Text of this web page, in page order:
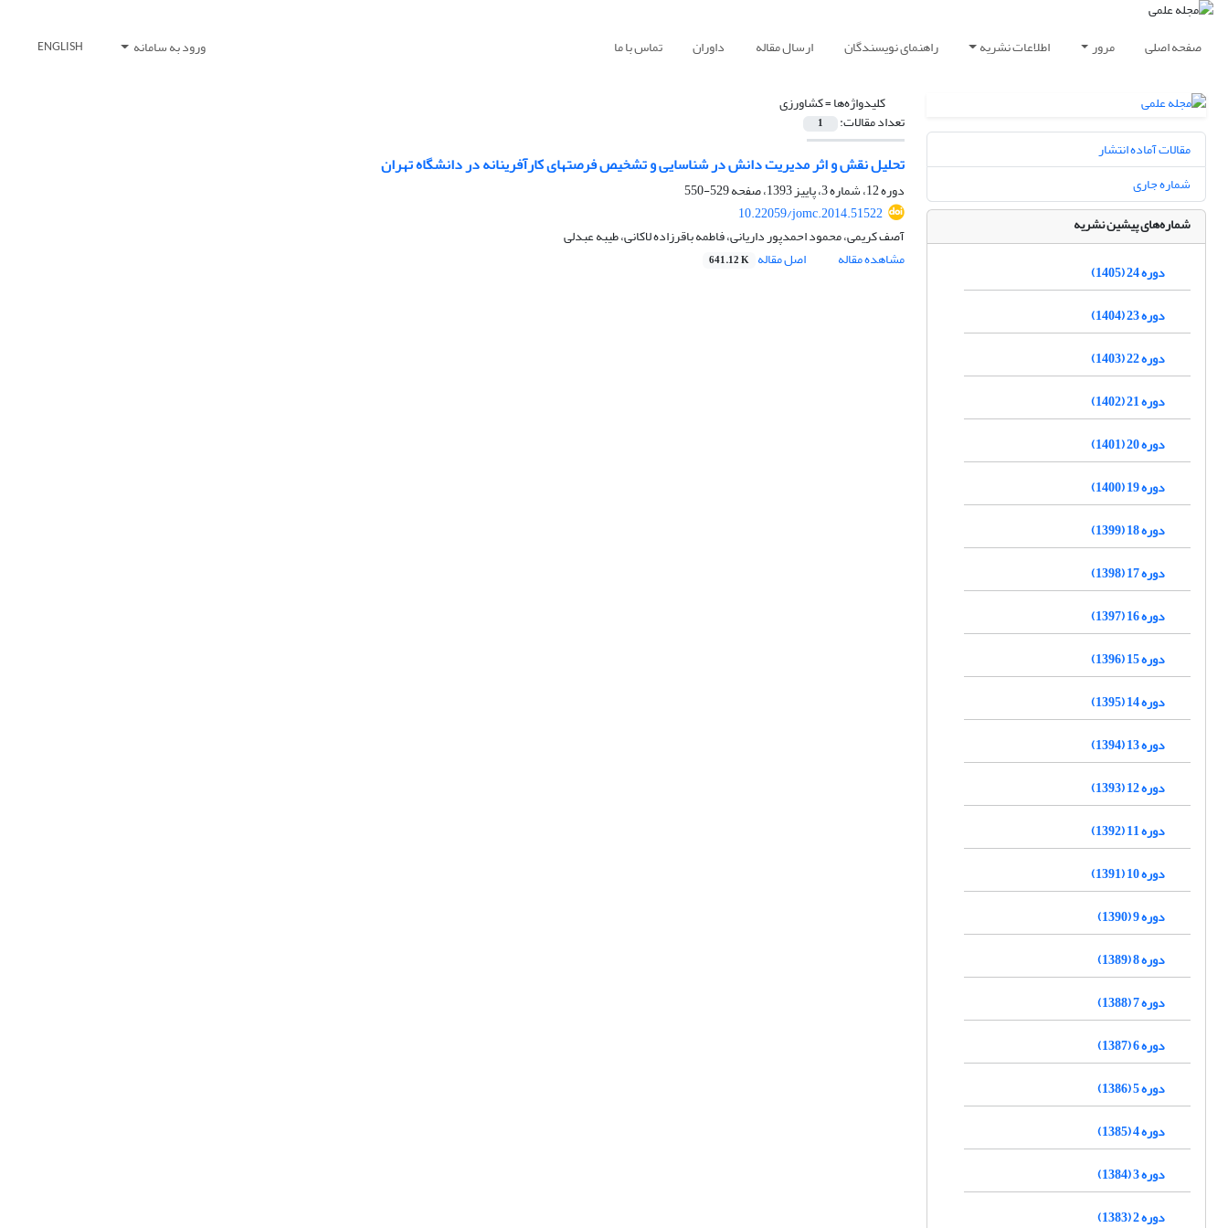
صفحه اصلی مرور اطلاعات نشریه راهنمای نویسندگان ارسال مقاله داوران تماس با ما ورود به سامانه ENGLISH
کلیدواژه‌ها =کشاورزی
تعداد مقالات: 1
تحلیل نقش و اثر مدیریت دانش در شناسایی و تشخیص فرصت‏های کارآفرینانه در دانشگاه تهران
دوره 12، شماره 3، پاییز 1393، صفحه
529-550
10.22059/jomc.2014.51522
آصف کریمی، محمود احمدپور داریانی، فاطمه باقرزاده لاکانی، طیبه عبدلی
مشاهده مقاله
اصل مقاله 641.12 K
مقالات آماده انتشار
شماره جاری
شماره‌های پیشین نشریه
دوره 24 (1405)
دوره 23 (1404)
دوره 22 (1403)
دوره 21 (1402)
دوره 20 (1401)
دوره 19 (1400)
دوره 18 (1399)
دوره 17 (1398)
دوره 16 (1397)
دوره 15 (1396)
دوره 14 (1395)
دوره 13 (1394)
دوره 12 (1393)
دوره 11 (1392)
دوره 10 (1391)
دوره 9 (1390)
دوره 8 (1389)
دوره 7 (1388)
دوره 6 (1387)
دوره 5 (1386)
دوره 4 (1385)
دوره 3 (1384)
دوره 2 (1383)